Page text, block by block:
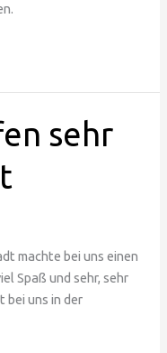
sehr
machte bei uns einen
Spaß und sehr, sehr
bei uns in der